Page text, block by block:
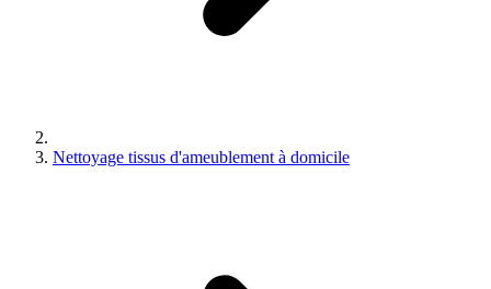
Nettoyage tissus d'ameublement à domicile